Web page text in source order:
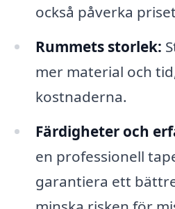
också påverka
Rummets storlek:
mer material och
kostnaderna.
Färdigheter och
en professionell
garantiera ett